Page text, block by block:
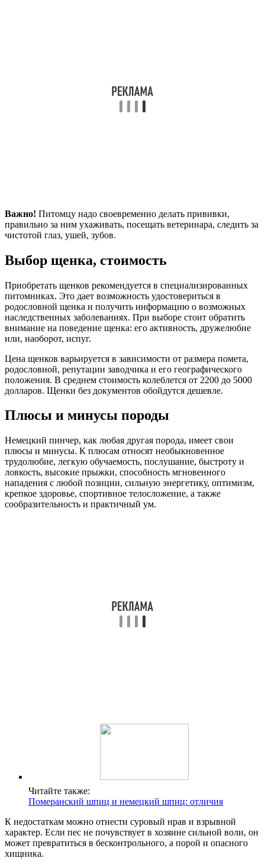
Важно! Питомцу надо своевременно делать прививки,
правильно за ним ухаживать, посещать ветеринара, следить за
чистотой глаз, ушей, зубов.
Выбор щенка, стоимость
Приобретать щенков рекомендуется в специализированных
питомниках. Это дает возможность удостовериться в
родословной щенка и получить информацию о возможных
наследственных заболеваниях. При выборе стоит обратить
внимание на поведение щенка: его активность, дружелюбие
или, наоборот, испуг.
Цена щенков варьируется в зависимости от размера помета,
родословной, репутации заводчика и его географического
положения. В среднем стоимость колеблется от 2200 до 5000
долларов. Щенки без документов обойдутся дешевле.
Плюсы и минусы породы
Немецкий пинчер, как любая другая порода, имеет свои
плюсы и минусы. К плюсам относят необыкновенное
трудолюбие, легкую обучаемость, послушание, быстроту и
ловкость, высокие прыжки, способность мгновенного
нападения с любой позиции, сильную энергетику, оптимизм,
крепкое здоровье, спортивное телосложение, а также
сообразительность и практичный ум.
Читайте также:
Померанский шпиц и немецкий шпиц: отличия
К недостаткам можно отнести суровый нрав и взрывной
характер. Если пес не почувствует в хозяине сильной воли, он
может превратиться в бесконтрольного, а порой и опасного
хищника.